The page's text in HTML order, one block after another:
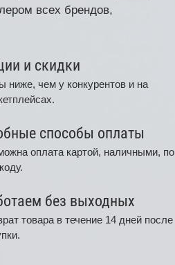
всех брендов,
и скидки
ниже, чем у конкурентов и на
способы оплаты
оплата картой, наличными, по
без выходных
товара в течение 14 дней после